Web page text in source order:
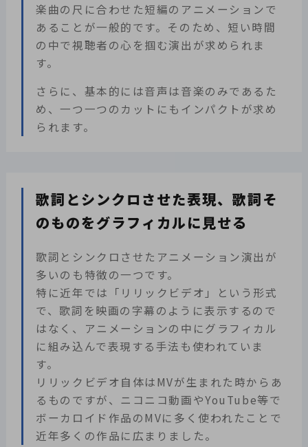
楽曲の尺に合わせた短編のアニメーションで
あることが一般的です。そのため、短い時間
の中で視聴者の心を掴む演出が求められま
す。
さらに、基本的には音声は音楽のみであるた
め、一つ一つのカットにもインパクトが求め
られます。
歌詞とシンクロさせた表現、歌詞そ
のものをグラフィカルに見せる
歌詞とシンクロさせたアニメーション演出が
多いのも特徴の一つです。
特に近年では「リリックビデオ」という形式
で、歌詞を映画の字幕のように表示するので
はなく、アニメーションの中にグラフィカル
に組み込んで表現する手法も使われていま
す。
リリックビデオ自体はMVが生まれた時からあ
るものですが、ニコニコ動画やYouTube等で
ボーカロイド作品のMVに多く使われたことで
近年多くの作品に広まりました。